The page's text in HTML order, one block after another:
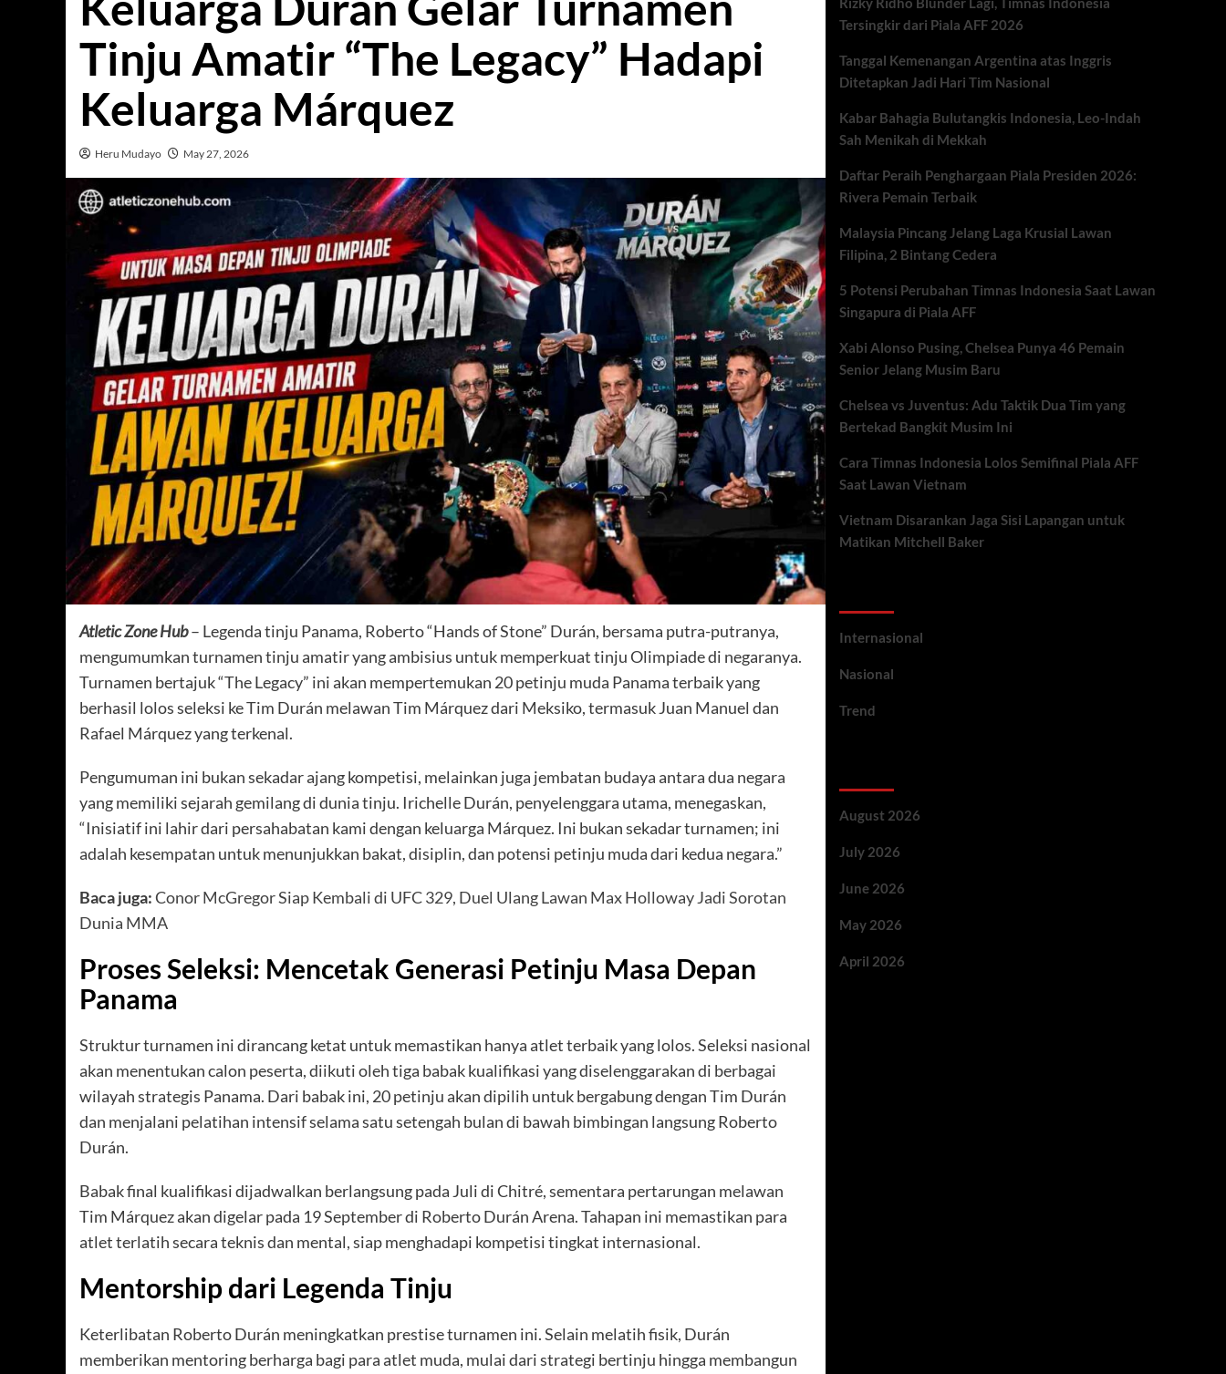
Tinju Amatir “The Legacy” Hadapi
Keluarga Márquez
Heru Mudayo May 27, 2026
Atletic Zone Hub– Legenda tinju Panama, Roberto “Hands of Stone” Durán, bersama putra-putranya,
mengumumkan turnamen tinju amatir yang ambisius untuk memperkuat tinju Olimpiade di negaranya.
Turnamen bertajuk “The Legacy” ini akan mempertemukan 20 petinju muda Panama terbaik yang
berhasil lolos seleksi ke Tim Durán melawan Tim Márquez dari Meksiko, termasuk Juan Manuel dan
Rafael Márquez yang terkenal.
Pengumuman ini bukan sekadar ajang kompetisi, melainkan juga jembatan budaya antara dua negara
yang memiliki sejarah gemilang di dunia tinju. Irichelle Durán, penyelenggara utama, menegaskan,
“Inisiatif ini lahir dari persahabatan kami dengan keluarga Márquez. Ini bukan sekadar turnamen; ini
adalah kesempatan untuk menunjukkan bakat, disiplin, dan potensi petinju muda dari kedua negara.”
Baca juga:Conor McGregor Siap Kembali di UFC 329, Duel Ulang Lawan Max Holloway Jadi Sorotan
Dunia MMA
Proses Seleksi: Mencetak Generasi Petinju Masa Depan
Panama
Struktur turnamen ini dirancang ketat untuk memastikan hanya atlet terbaik yang lolos. Seleksi nasional
akan menentukan calon peserta, diikuti oleh tiga babak kualifikasi yang diselenggarakan di berbagai
wilayah strategis Panama. Dari babak ini, 20 petinju akan dipilih untuk bergabung dengan Tim Durán
dan menjalani pelatihan intensif selama satu setengah bulan di bawah bimbingan langsung Roberto
Durán.
Babak final kualifikasi dijadwalkan berlangsung pada Juli di Chitré, sementara pertarungan melawan
Tim Márquez akan digelar pada 19 September di Roberto Durán Arena. Tahapan ini memastikan para
atlet terlatih secara teknis dan mental, siap menghadapi kompetisi tingkat internasional.
Mentorship dari Legenda Tinju
Keterlibatan Roberto Durán meningkatkan prestise turnamen ini. Selain melatih fisik, Durán
memberikan mentoring berharga bagi para atlet muda, mulai dari strategi bertinju hingga membangun
Tersingkir dari Piala AFF 2026
Tanggal Kemenangan Argentina atas Inggris
Ditetapkan Jadi Hari Tim Nasional
Kabar Bahagia Bulutangkis Indonesia, Leo-Indah
Sah Menikah di Mekkah
Daftar Peraih Penghargaan Piala Presiden 2026:
Rivera Pemain Terbaik
Malaysia Pincang Jelang Laga Krusial Lawan
Filipina, 2 Bintang Cedera
5 Potensi Perubahan Timnas Indonesia Saat Lawan
Singapura di Piala AFF
Xabi Alonso Pusing, Chelsea Punya 46 Pemain
Senior Jelang Musim Baru
Chelsea vs Juventus: Adu Taktik Dua Tim yang
Bertekad Bangkit Musim Ini
Cara Timnas Indonesia Lolos Semifinal Piala AFF
Saat Lawan Vietnam
Vietnam Disarankan Jaga Sisi Lapangan untuk
Matikan Mitchell Baker
Internasional
Nasional
Trend
August 2026
July 2026
June 2026
May 2026
April 2026